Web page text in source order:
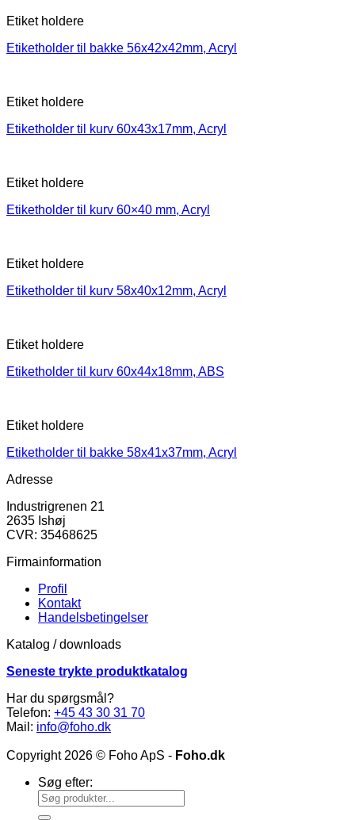
Etiket holdere
Etiketholder til bakke 56x42x42mm, Acryl
Etiket holdere
Etiketholder til kurv 60x43x17mm, Acryl
Etiket holdere
Etiketholder til kurv 60×40 mm, Acryl
Etiket holdere
Etiketholder til kurv 58x40x12mm, Acryl
Etiket holdere
Etiketholder til kurv 60x44x18mm, ABS
Etiket holdere
Etiketholder til bakke 58x41x37mm, Acryl
Adresse
Industrigrenen 21
2635 Ishøj
CVR: 35468625
Firmainformation
Profil
Kontakt
Handelsbetingelser
Katalog / downloads
Seneste trykte produktkatalog
Har du spørgsmål?
Telefon: +45 43 30 31 70
Mail: info@foho.dk
Copyright 2026 © Foho ApS - Foho.dk
Søg efter: